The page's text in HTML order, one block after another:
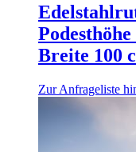
Breite 100
Zur Anfrageliste